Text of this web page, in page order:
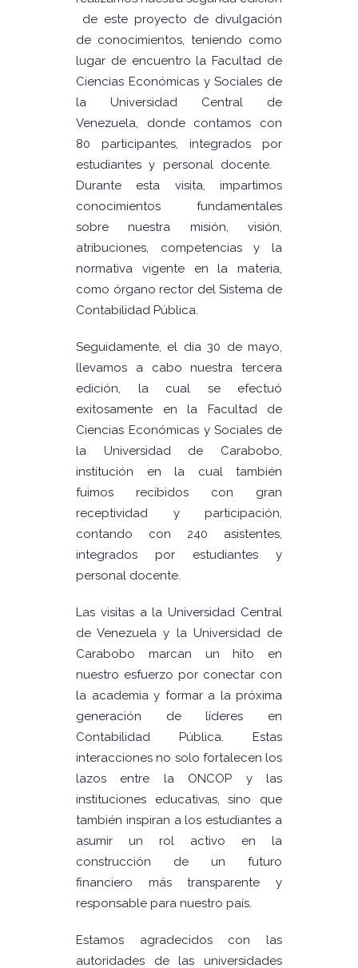
de este proyecto de divulgación
de conocimientos, teniendo como
lugar de encuentro la Facultad de
Ciencias Económicas y Sociales de
la Universidad Central de
Venezuela, donde contamos con
80 participantes, integrados por
estudiantes y personal docente.
Durante esta visita, impartimos
conocimientos fundamentales
sobre nuestra misión, visión,
atribuciones, competencias y la
normativa vigente en la materia,
como órgano rector del Sistema de
Contabilidad Pública.
Seguidamente, el día 30 de mayo,
llevamos a cabo nuestra tercera
edición, la cual se efectuó
exitosamente en la Facultad de
Ciencias Económicas y Sociales de
la Universidad de Carabobo,
institución en la cual también
fuimos recibidos con gran
receptividad y participación,
contando con 240 asistentes,
integrados por estudiantes y
personal docente.
Las visitas a la Universidad Central
de Venezuela y la Universidad de
Carabobo marcan un hito en
nuestro esfuerzo por conectar con
la academia y formar a la próxima
generación de líderes en
Contabilidad Pública. Estas
interacciones no solo fortalecen los
lazos entre la ONCOP y las
instituciones educativas, sino que
también inspiran a los estudiantes a
asumir un rol activo en la
construcción de un futuro
financiero más transparente y
responsable para nuestro país.
Estamos agradecidos con las
autoridades de las universidades